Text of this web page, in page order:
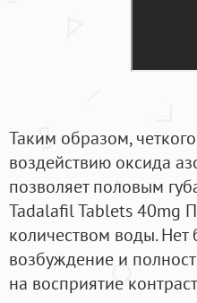
Таким образом,
воздействию оксида
позволяет половым
Tadalafil Tablets 40mg
количеством воды.
возбуждение и
на восприятие